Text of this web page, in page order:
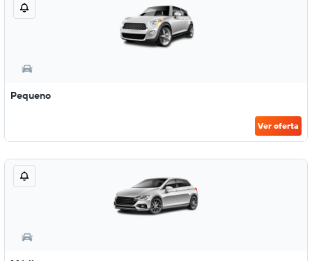
Pequeno
Ver oferta